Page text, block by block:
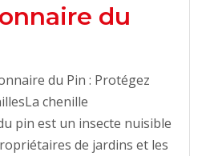
du
du Pin : Protégez
chenille
pin est un insecte nuisible
de jardins et les